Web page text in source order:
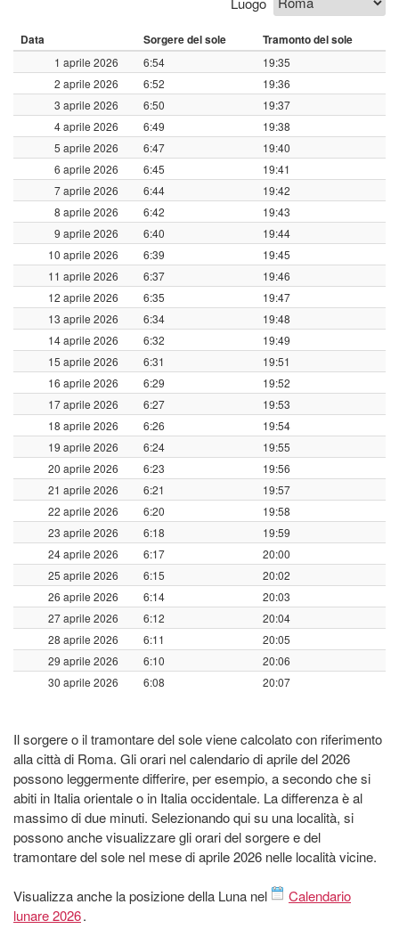
Data Sorgere del sole Tramonto del sole
1 aprile 2026 6:54
19:35
2 aprile 2026
6:52
19:36
3 aprile 2026
6:50
19:37
4 aprile 2026
6:49
19:38
5 aprile 2026
6:47
19:40
6 aprile 2026
6:45
19:41
7 aprile 2026
6:44
19:42
8 aprile 2026
6:42
19:43
9 aprile 2026
6:40
19:44
10 aprile 2026
6:39
19:45
11 aprile 2026
6:37
19:46
12 aprile 2026
6:35
19:47
13 aprile 2026
6:34
19:48
14 aprile 2026
6:32
19:49
15 aprile 2026
6:31
19:51
16 aprile 2026
6:29
19:52
17 aprile 2026
6:27
19:53
18 aprile 2026
6:26
19:54
19 aprile 2026
6:24
19:55
20 aprile 2026
6:23
19:56
21 aprile 2026
6:21
19:57
22 aprile 2026
6:20
19:58
23 aprile 2026
6:18
19:59
24 aprile 2026
6:17
20:00
25 aprile 2026
6:15
20:02
26 aprile 2026
6:14
20:03
27 aprile 2026
6:12
20:04
28 aprile 2026
6:11
20:05
29 aprile 2026
6:10
20:06
30 aprile 2026
6:08 20:07
Il sorgere o il tramontare del sole viene calcolato con riferimento
alla città di Roma. Gli orari nel calendario di aprile del 2026
possono leggermente differire, per esempio, a secondo che si
abiti in Italia orientale o in Italia occidentale. La differenza è al
massimo di due minuti. Selezionando qui su una località, si
possono anche visualizzare gli orari del sorgere e del
tramontare del sole nel mese di aprile 2026 nelle località vicine.
Visualizza anche la posizione della Luna nel
Calendario
lunare 2026.